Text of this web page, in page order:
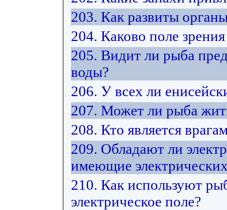
203. Как развиты
204. Каково поле
205. Видит ли рыба
воды?
206. У всех ли
207. Может ли рыба
208. Кто является
209. Обладают ли
имеющие
210. Как используют
электрическое поле?